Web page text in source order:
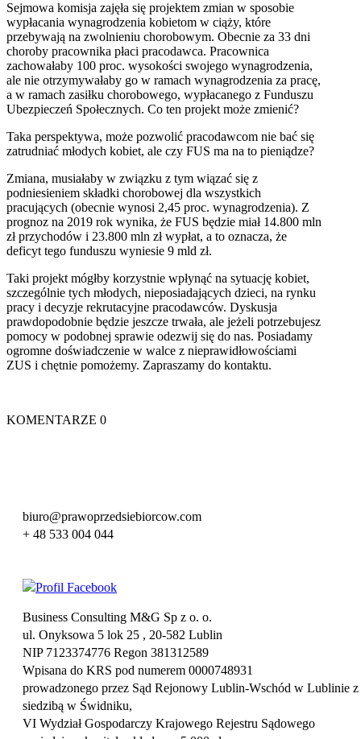
Sejmowa komisja zajęła się projektem zmian w sposobie
wypłacania wynagrodzenia kobietom w ciąży, które
przebywają na zwolnieniu chorobowym. Obecnie za 33 dni
choroby pracownika płaci pracodawca. Pracownica
zachowałaby 100 proc. wysokości swojego wynagrodzenia,
ale nie otrzymywałaby go w ramach wynagrodzenia za pracę,
a w ramach zasiłku chorobowego, wypłacanego z Funduszu
Ubezpieczeń Społecznych. Co ten projekt może zmienić?
Taka perspektywa, może pozwolić pracodawcom nie bać się
zatrudniać młodych kobiet, ale czy FUS ma na to pieniądze?
Zmiana, musiałaby w związku z tym wiązać się z
podniesieniem składki chorobowej dla wszystkich
pracujących (obecnie wynosi 2,45 proc. wynagrodzenia). Z
prognoz na 2019 rok wynika, że FUS będzie miał 14.800 mln
zł przychodów i 23.800 mln zł wypłat, a to oznacza, że
deficyt tego funduszu wyniesie 9 mld zł.
Taki projekt mógłby korzystnie wpłynąć na sytuację kobiet,
szczególnie tych młodych, nieposiadających dzieci, na rynku
pracy i decyzje rekrutacyjne pracodawców. Dyskusja
prawdopodobnie będzie jeszcze trwała, ale jeżeli potrzebujesz
pomocy w podobnej sprawie odezwij się do nas. Posiadamy
ogromne doświadczenie w walce z nieprawidłowościami
ZUS i chętnie pomożemy. Zapraszamy do kontaktu.
KOMENTARZE 0
biuro@prawoprzedsiebiorcow.com
+ 48 533 004 044
Business Consulting M&G Sp z o. o.
ul. Onyksowa 5 lok 25 , 20-582 Lublin
NIP 7123374776 Regon 381312589
Wpisana do KRS pod numerem 0000748931
prowadzonego przez Sąd Rejonowy Lublin-Wschód w Lublinie z
siedzibą w Świdniku,
VI Wydział Gospodarczy Krajowego Rejestru Sądowego